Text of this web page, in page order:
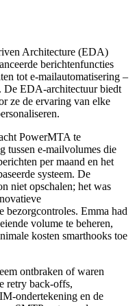
Architecture (EDA)
berichtenfuncties
tot e-mailautomatisering –
De EDA-architectuur biedt
ze de ervaring van elke
PowerMTA te
tussen e-mailvolumes die
per maand en het
systeem. De
niet opschalen; het was
bezorgcontroles. Emma had
volume te beheren,
kosten smarthooks toe
ontbraken of waren
retry back-offs,
ondertekening en de